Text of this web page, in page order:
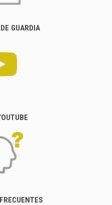
GUARDIA